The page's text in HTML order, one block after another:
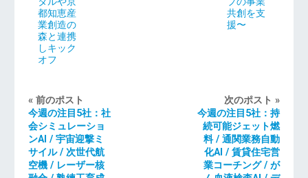
都知恵産
業創造の
森と連携
しキック
オフ
共創を支
援〜
« 前のポスト
今週の注目5社：社
会シミュレーショ
ンAI / 宇宙迎撃ミ
サイル / 次世代航
空機 / レーザー核
次のポスト »
今週の注目5社：持
続可能ジェット燃
料 / 通関業務自動
化AI / 賃貸住宅営
業コーチング / が